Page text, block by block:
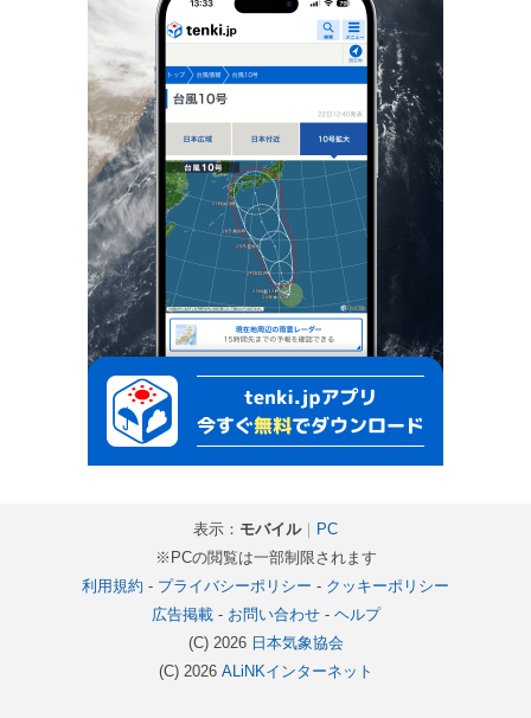
表示： モバイル｜ PC
※PCの閲覧は一部制限されます
利用規約 - プライバシーポリシー - クッキーポリシー
広告掲載- お問い合わせ- ヘルプ
(C) 2026 日本気象協会
(C) 2026 ALiNKインターネット